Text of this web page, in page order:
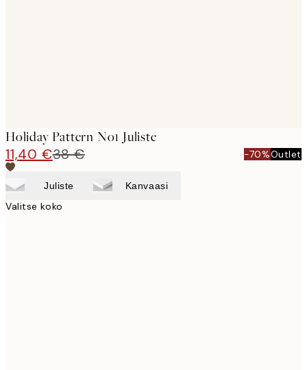
Holiday Pattern No1 Juliste
11,40 €38 € -70%Outlet
Juliste Kanvaasi
Valitse koko